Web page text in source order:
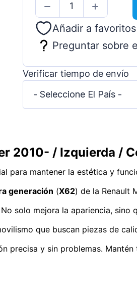
Añadir a favoritos
Preguntar sobre
Verificar tiempo de envío
- Seleccione El País -
2010- / Izquierda /
para mantener la estética y
generación (X62) de la Renault
No solo mejora la apariencia, sino
que buscan piezas de
precisa y sin problemas.